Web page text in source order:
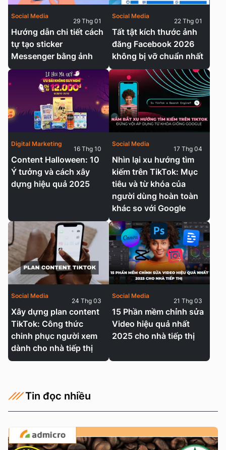
Hướng dẫn chi tiết cách
tự tạo sticker
Messenger bằng ảnh
Social Media
29 Thg 01
Tất tật kích thước ảnh
đăng Facebook 2026
không bị vỡ chuẩn nhất
Social Media
22 Thg 01
Content Halloween: 10
Ý tưởng và cách xây
dựng hiệu quả 2025
Digital Marketing
16 Thg 10
Nhìn lại xu hướng tìm
kiếm trên TikTok: Mục
tiêu và từ khóa của
người dùng hoàn toàn
khác so với Google
Social Media
17 Thg 04
Xây dựng plan content
TikTok: Công thức
chinh phục người xem
dành cho nhà tiếp thị
Social Media
24 Thg 03
15 Phần mềm chỉnh sửa
Video hiệu quả nhất
2025 cho nhà tiếp thị
Social Media
21 Thg 03
Tin đọc nhiều